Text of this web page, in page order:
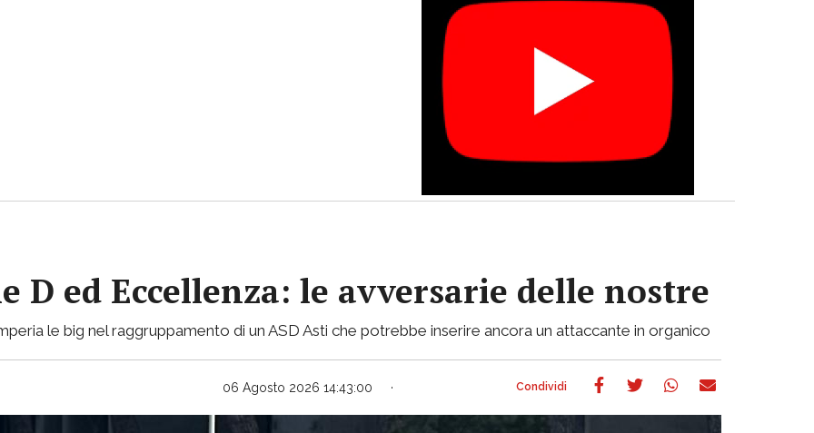
D ed Eccellenza: le avversarie delle nostre
le big nel raggruppamento di un ASD Asti che potrebbe inserire ancora un attaccante in organico
06 Agosto 2026 14:43:00